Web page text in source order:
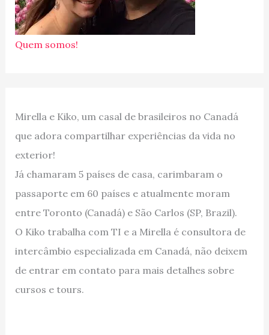
Quem somos!
Mirella e Kiko, um casal de brasileiros no Canadá
que adora compartilhar experiências da vida no
exterior!
Já chamaram 5 países de casa, carimbaram o
passaporte em 60 países e atualmente moram
entre Toronto (Canadá) e São Carlos (SP, Brazil).
O Kiko trabalha com TI e a Mirella é consultora de
intercâmbio especializada em Canadá, não deixem
de entrar em contato para mais detalhes sobre
cursos e tours.